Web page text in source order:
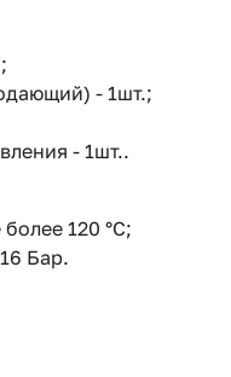
- 1шт.;
- 1шт..
120 °С;
Бар.